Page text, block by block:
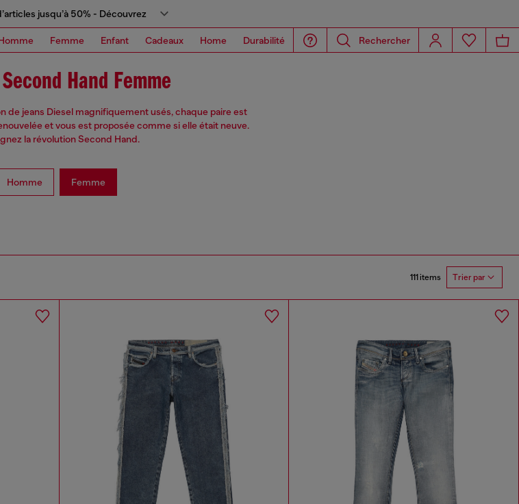
jusqu’à 50% - Découvrez
Femme Enfant Cadeaux Home Durabilité Rechercher
Hand Femme
de jeans Diesel magnifiquement usés, chaque paire est
et vous est proposée comme si elle était neuve.
la révolution Second Hand.
Homme Femme
111 items Trier par